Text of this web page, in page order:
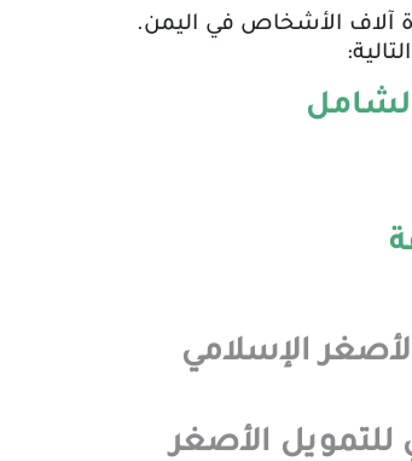
آلاف الأشخاص في اليمن.
الإسلامي
للتمويل الأصغر